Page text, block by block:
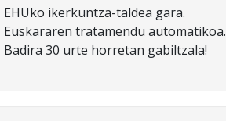
EHUko ikerkuntza-taldea gara.
Euskararen tratamendu automatikoa.
Badira 30 urte horretan gabiltzala!